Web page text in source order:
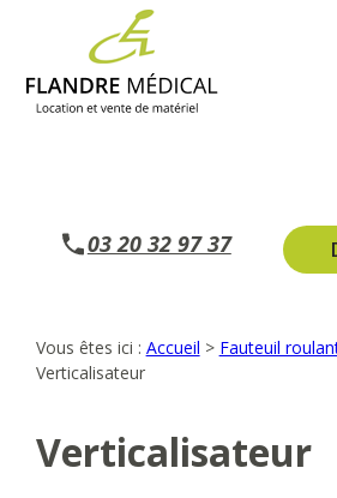
03 20 32 97 37
Vous êtes ici : Accueil > Fauteuil
Verticalisateur
Verticalisateur
Panneau de gestion des cookies